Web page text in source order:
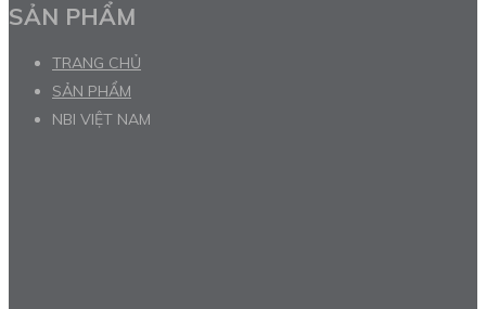
SẢN PHẨM
TRANG CHỦ
SẢN PHẨM
NBI VIỆT NAM